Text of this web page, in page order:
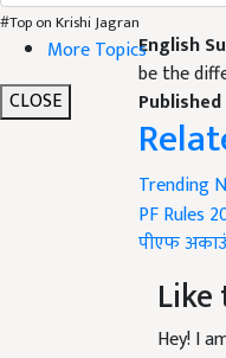
#Top on Krishi Jagran
More Topics
CLOSE
English
be the
Trending
PF Rules
पीएफ
Hey! I
me